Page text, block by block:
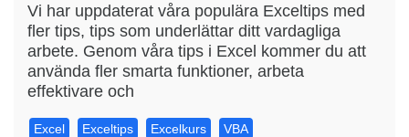
Vi har uppdaterat våra populära Exceltips med
fler tips, tips som underlättar ditt vardagliga
arbete. Genom våra tips i Excel kommer du att
använda fler smarta funktioner, arbeta
effektivare och
Excel Exceltips Excelkurs VBA